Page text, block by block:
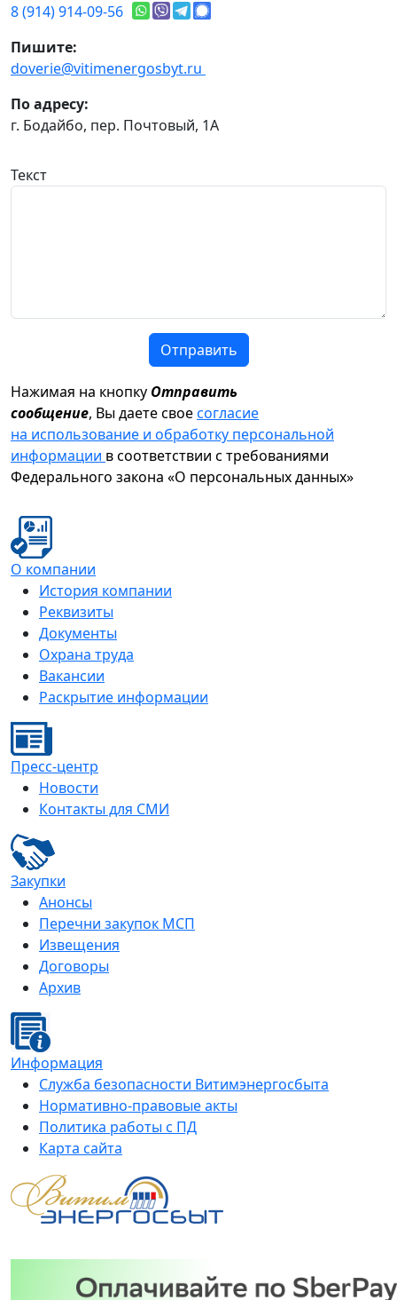
8 (914) 914-09-56
Пишите:
doverie@vitimenergosbyt.ru
По адресу:
г. Бодайбо, пер. Почтовый, 1А
Текст
Отправить
Нажимая на кнопку Отправить
сообщение, Вы даете своесогласие
на использование и обработку персональной
информации в соответствии с требованиями
Федерального закона «О персональных данных»
О компании
История компании
Реквизиты
Документы
Охрана труда
Вакансии
Раскрытие информации
Пресс-центр
Новости
Контакты для СМИ
Закупки
Анонсы
Перечни закупок МСП
Извещения
Договоры
Архив
Информация
Служба безопасности Витимэнергосбыта
Нормативно-правовые акты
Политика работы с ПД
Карта сайта